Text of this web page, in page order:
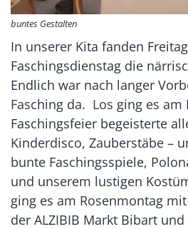
buntes Gestalten
In unserer Kita fanden
Faschingsdienstag die
Endlich war nach langer
Fasching da. Los ging es am
Faschingsfeier begeisterte
Kinderdisco, Zauberstäbe –
bunte Faschingsspiele,
und unserem lustigen
ging es am Rosenmontag
der ALZIBIB Markt Bibart